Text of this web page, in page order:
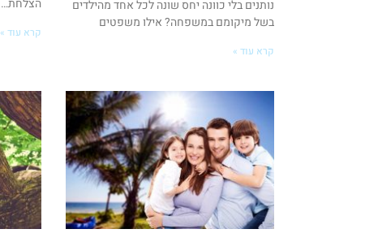
נותנים בלי כוונה יחס שונה לכל אחד מהילדים
בשל מיקומם במשפחה? אילו משפטים
קרא עוד »
הצלחת…
קרא עוד »